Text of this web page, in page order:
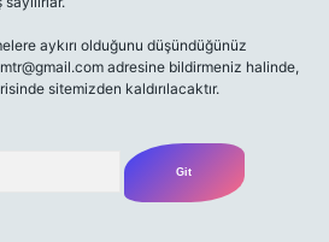
aykırı olduğunu düşündüğünüz
adresine bildirmeniz halinde,
sitemizden kaldırılacaktır.